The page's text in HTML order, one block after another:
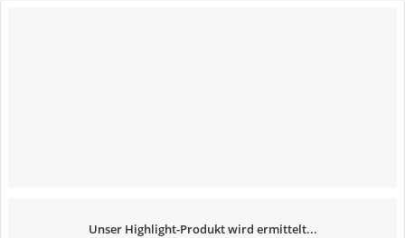
Unser Highlight-Produkt wird ermittelt...